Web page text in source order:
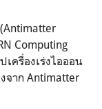
Computing
ครื่องเร่งไอออน
จาก Antimatter